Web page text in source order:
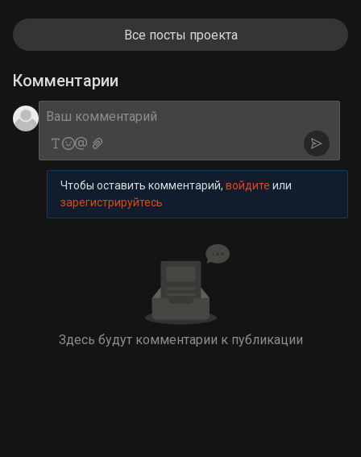
Все посты проекта
Комментарии
Чтобы оставить комментарий, войдите или
зарегистрируйтесь
Здесь будут комментарии к публикации